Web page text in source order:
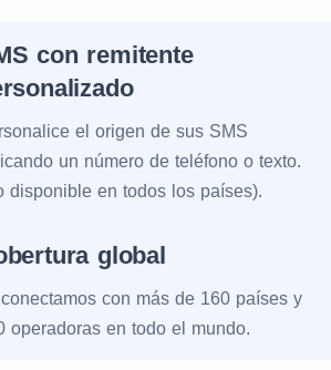
con remitente
el origen de sus SMS
un número de teléfono o texto.
disponible en todos los países).
global
conectamos con más de 160 países y
operadoras en todo el mundo.